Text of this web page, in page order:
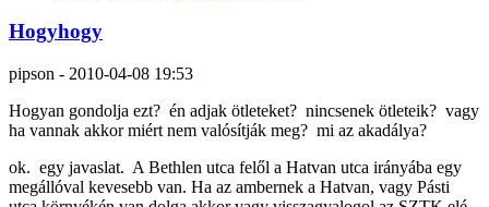
Hogyhogy
pipson - 2010-04-08 19:53
Hogyan gondolja ezt? én adjak ötleteket? nincsenek ötleteik? vagy
ha vannak akkor miért nem valósítják meg? mi az akadálya?
ok. egy javaslat. A Bethlen utca felől a Hatvan utca irányába egy
megállóval kevesebb van. Ha az ambernek a Hatvan, vagy Pásti